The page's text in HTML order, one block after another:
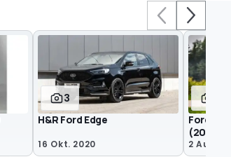
3
H&R Ford Edge
16 Okt. 2020
Ford
(2019)
2 Aug.